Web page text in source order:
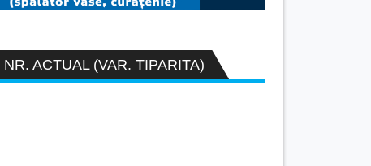
NR. ACTUAL (VAR. TIPARITA)